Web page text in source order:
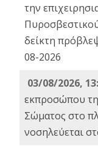
την
δείκτη
08-2026
03/08/2026,
εκπροσώπου
Σώματος στο
νοσηλεύεται